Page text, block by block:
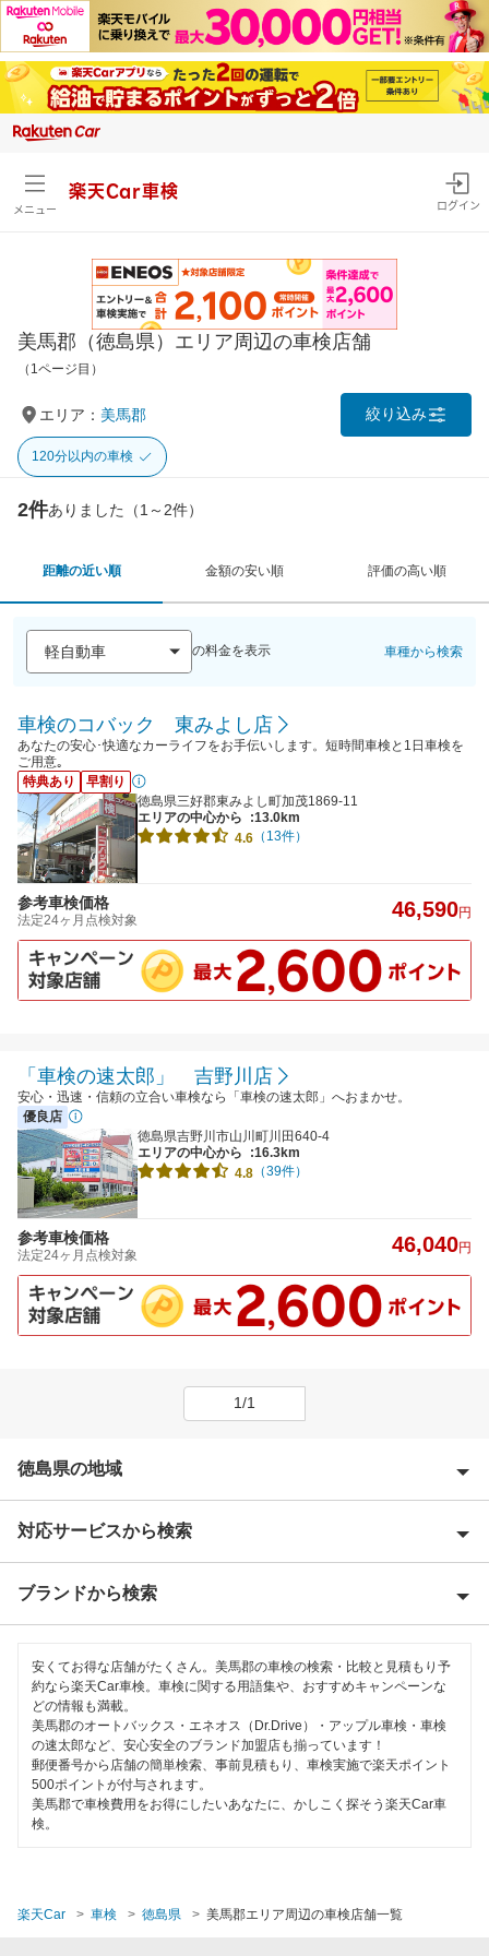
メニュー
楽天Car車検
ログイン
美馬郡（徳島県）エリア周辺の車検店舗
（1ページ目）
エリア： 美馬郡 絞り込み
120分以内の車検
2件ありました（1～2件）
距離の近い順 金額の安い順 評価の高い順
の料金を表示 車種から検索
車検のコバック 東みよし店
あなたの安心･快適なカーライフをお手伝いします。短時間車検と1日車検を
ご用意｡
特典あり
早割り
徳島県三好郡東みよし町加茂1869-11
エリアの中心から
:13.0km
4.6 （13件）
参考車検価格
法定24ヶ月点検対象 46,590円
「車検の速太郎」 吉野川店
安心・迅速・信頼の立合い車検なら「車検の速太郎」へおまかせ。
優良店
徳島県吉野川市山川町川田640-4
エリアの中心から
:16.3km
4.8 （39件）
参考車検価格
法定24ヶ月点検対象 46,040円
1/1
徳島県の地域
阿南市
板野郡
海部郡
勝浦郡
小松島市
徳島市
対応サービスから検索
優良店
早割りあり
クレジットカードOK
土日祝OK
代車あり
ハイブリッド車OK
ブランドから検索
「車検の速太郎」
車検のコバック
閉じる
安くてお得な店舗がたくさん。美馬郡の車検の検索・比較と見積もり予
約なら楽天Car車検。車検に関する用語集や、おすすめキャンペーンな
どの情報も満載。
美馬郡のオートバックス・エネオス（Dr.Drive）・アップル車検・車検
の速太郎など、安心安全のブランド加盟店も揃っています！
郵便番号から店舗の簡単検索、事前見積もり、車検実施で楽天ポイント
500ポイントが付与されます。
美馬郡で車検費用をお得にしたいあなたに、かしこく探そう楽天Car車
検。
楽天Car 車検 徳島県 美馬郡エリア周辺の車検店舗一覧